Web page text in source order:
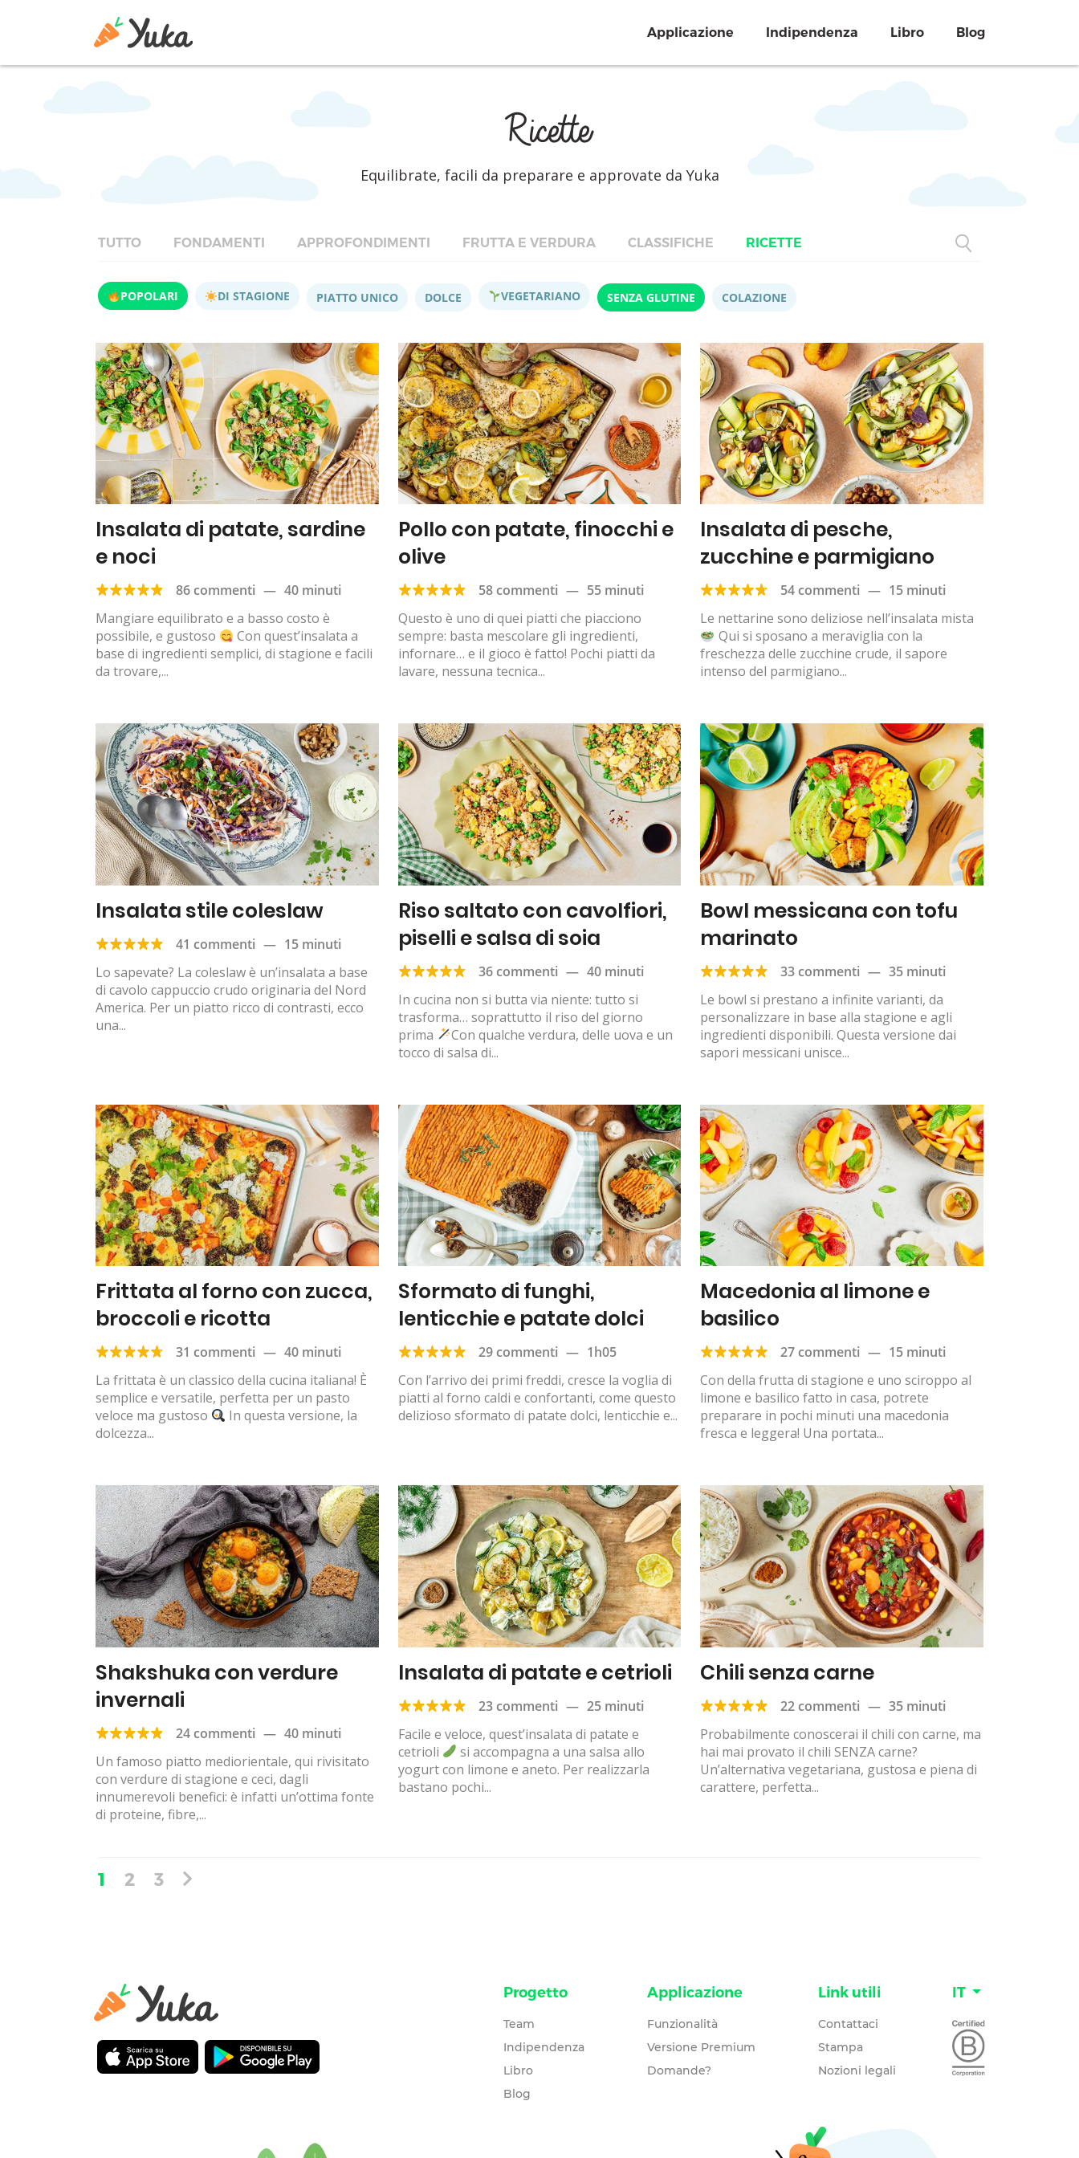
Applicazione Indipendenza Libro Blog
Ricette
Equilibrate, facili da preparare e approvate da Yuka
TUTTO FONDAMENTI APPROFONDIMENTI FRUTTA E VERDURA CLASSIFICHE RICETTE
POPOLARI DI STAGIONE PIATTO UNICO DOLCE VEGETARIANO SENZA GLUTINE COLAZIONE
Insalata di patate, sardine
e noci
86 commenti — 40 minuti
Mangiare equilibrato e a basso costo è
possibile, e gustoso
Con quest’insalata a
base di ingredienti semplici, di stagione e facili
da trovare,...
Pollo con patate, finocchi e
olive
58 commenti — 55 minuti
Questo è uno di quei piatti che piacciono
sempre: basta mescolare gli ingredienti,
infornare… e il gioco è fatto! Pochi piatti da
lavare, nessuna tecnica...
Insalata di pesche,
zucchine e parmigiano
54 commenti — 15 minuti
Le nettarine sono deliziose nell’insalata mista
Qui si sposano a meraviglia con la
freschezza delle zucchine crude, il sapore
intenso del parmigiano...
Insalata stile coleslaw
41 commenti — 15 minuti
Lo sapevate? La coleslaw è un’insalata a base
di cavolo cappuccio crudo originaria del Nord
America. Per un piatto ricco di contrasti, ecco
una...
Riso saltato con cavolfiori,
piselli e salsa di soia
36 commenti — 40 minuti
In cucina non si butta via niente: tutto si
trasforma… soprattutto il riso del giorno
prima
Con qualche verdura, delle uova e un
tocco di salsa di...
Bowl messicana con tofu
marinato
33 commenti — 35 minuti
Le bowl si prestano a infinite varianti, da
personalizzare in base alla stagione e agli
ingredienti disponibili. Questa versione dai
sapori messicani unisce...
Frittata al forno con zucca,
broccoli e ricotta
31 commenti — 40 minuti
La frittata è un classico della cucina italiana! È
semplice e versatile, perfetta per un pasto
veloce ma gustoso
In questa versione, la
dolcezza...
Sformato di funghi,
lenticchie e patate dolci
29 commenti — 1h05
Con l’arrivo dei primi freddi, cresce la voglia di
piatti al forno caldi e confortanti, come questo
delizioso sformato di patate dolci, lenticchie e...
Macedonia al limone e
basilico
27 commenti — 15 minuti
Con della frutta di stagione e uno sciroppo al
limone e basilico fatto in casa, potrete
preparare in pochi minuti una macedonia
fresca e leggera! Una portata...
Shakshuka con verdure
invernali
24 commenti — 40 minuti
Un famoso piatto mediorientale, qui rivisitato
con verdure di stagione e ceci, dagli
innumerevoli benefici: è infatti un’ottima fonte
di proteine, fibre,...
Insalata di patate e cetrioli
23 commenti — 25 minuti
Facile e veloce, quest’insalata di patate e
cetrioli
si accompagna a una salsa allo
yogurt con limone e aneto. Per realizzarla
bastano pochi...
Chili senza carne
22 commenti — 35 minuti
Probabilmente conoscerai il chili con carne, ma
hai mai provato il chili SENZA carne?
Un’alternativa vegetariana, gustosa e piena di
carattere, perfetta...
1 2 3
Progetto
Team
Indipendenza
Libro
Blog
Applicazione
Funzionalità
Versione Premium
Domande?
Link utili
Contattaci
Stampa
Nozioni legali
IT